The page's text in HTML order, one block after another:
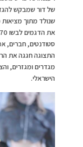
של דור שמבקש
שנולד מתוך
סטודנטים, חברים,
התצוגה חגגה את
מגדרים ומגזרים,
הישראלי.